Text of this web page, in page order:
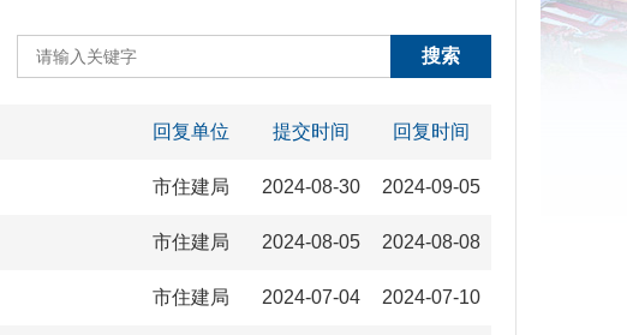
回复单位 提交时间 回复时间
市住建局 2024-08-30 2024-09-05
市住建局 2024-08-05 2024-08-08
市住建局 2024-07-04 2024-07-10